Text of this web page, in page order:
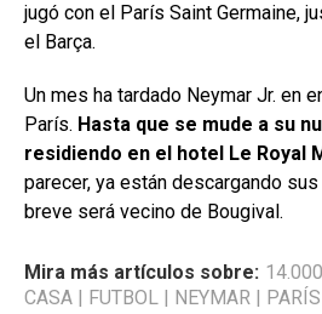
jugó con el París Saint Germaine,
el Barça.
Un mes ha tardado Neymar Jr. en
París. Hasta que se mude a su
residiendo en el hotel Le Royal
parecer, ya están descargando
breve será vecino de Bougival.
Mira más artículos sobre:
CASA | FUTBOL | NEYMAR | PARÍS